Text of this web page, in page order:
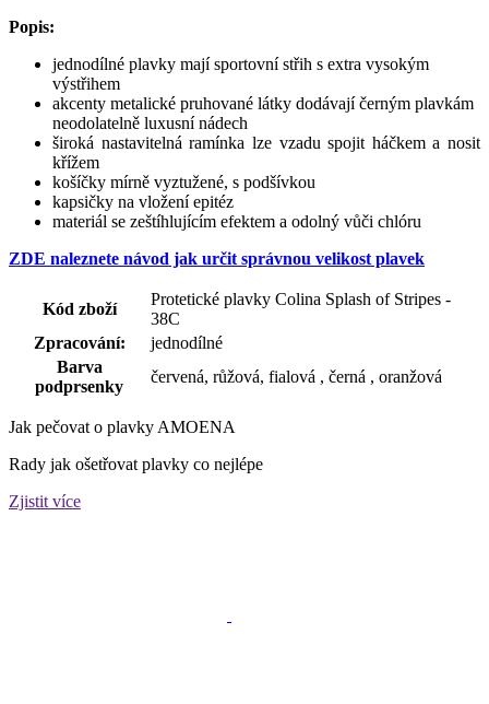
Popis:
jednodílné plavky mají sportovní střih s extra vysokým
výstřihem
akcenty metalické pruhované látky dodávají černým plavkám
neodolatelně luxusní nádech
široká nastavitelná ramínka lze vzadu spojit háčkem a nosit
křížem
košíčky mírně vyztužené, s podšívkou
kapsičky na vložení epitéz
materiál se zeštíhlujícím efektem a odolný vůči chlóru
ZDE naleznete návod jak určit správnou velikost plavek
Kód zboží
Protetické plavky Colina Splash of Stripes -
38C
Zpracování:
jednodílné
Barva
podprsenky
červená, růžová, fialová , černá , oranžová
Jak pečovat o plavky AMOENA
Rady jak ošetřovat plavky co nejlépe
Zjistit více